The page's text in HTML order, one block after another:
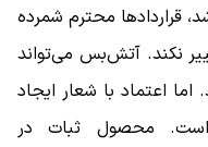
قراردادها محترم شمرده
نکند. آتش‌بس می‌تواند
اعتماد با شعار ایجاد
است. محصول ثبات در